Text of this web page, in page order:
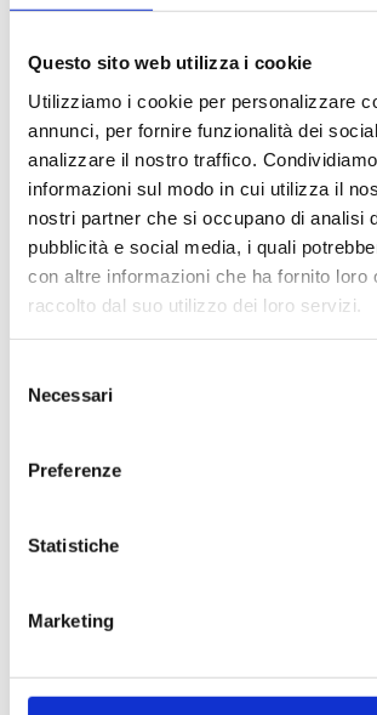
Questo sito web utilizza i cookie
Utilizziamo i cookie per personalizzare
annunci, per fornire funzionalità dei
analizzare il nostro traffico.
informazioni sul modo in cui utilizza il
nostri partner che si occupano di analisi
pubblicità e social media, i quali
con altre informazioni che ha fornito loro
raccolto dal suo utilizzo dei loro servizi.
delNecessari
Preferenze
Statistiche
Marketing
RISOLTO IL CONTRATTO
MICHELE CARREA
22 Luglio 2026